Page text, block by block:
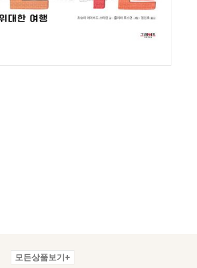
모든상품보기+